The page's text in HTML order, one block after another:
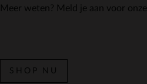
Meer weten? Meld je aan voor onze
SHOP NU